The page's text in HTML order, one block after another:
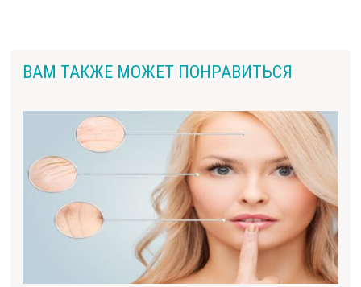
ВАМ ТАКЖЕ МОЖЕТ ПОНРАВИТЬСЯ